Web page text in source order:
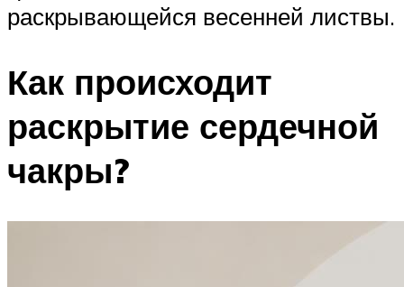
раскрывающейся весенней листвы.
Как происходит
раскрытие сердечной
чакры?